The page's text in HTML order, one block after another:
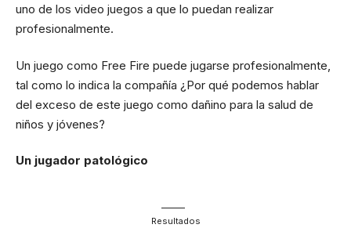
uno de los video juegos a que lo puedan realizar
profesionalmente.
Un juego como Free Fire puede jugarse profesionalmente,
tal como lo indica la compañía ¿Por qué podemos hablar
del exceso de este juego como dañino para la salud de
niños y jóvenes?
Un jugador patológico
Resultados